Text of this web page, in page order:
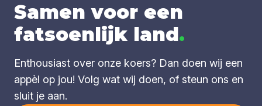
Samen voor een
fatsoenlijk land.
Enthousiast over onze koers? Dan doen wij een
appèl op jou! Volg wat wij doen, of steun ons en
sluit je aan.